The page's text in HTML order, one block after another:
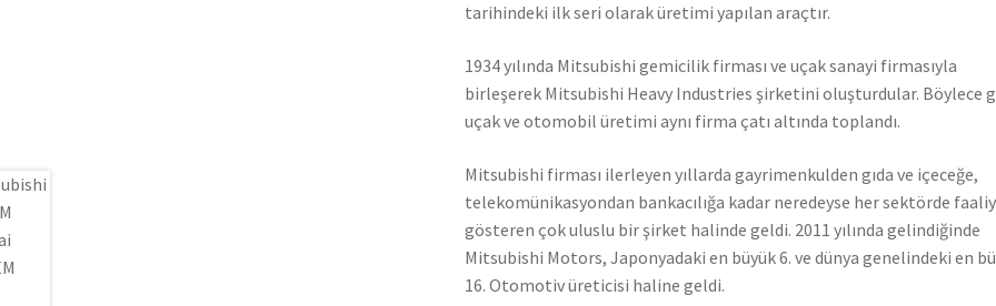
tarihindeki ilk seri olarak üretimi yapılan araçtır.
1934 yılında Mitsubishi gemicilik firması ve uçak sanayi firmasıyla
birleşerek Mitsubishi Heavy Industries şirketini oluşturdular. Böylece
uçak ve otomobil üretimi aynı firma çatı altında toplandı.
Mitsubishi firması ilerleyen yıllarda gayrimenkulden gıda ve içeceğe,
telekomünikasyondan bankacılığa kadar neredeyse her sektörde
gösteren çok uluslu bir şirket halinde geldi. 2011 yılında gelindiğinde
Mitsubishi Motors, Japonyadaki en büyük 6. ve dünya genelindeki en
16. Otomotiv üreticisi haline geldi.